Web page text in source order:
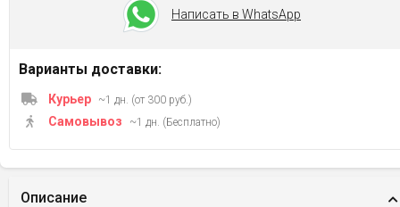
Написать в WhatsApp
Варианты доставки:
Курьер ~1 дн. (от 300 руб.)
Самовывоз ~1 дн. (Бесплатно)
Описание